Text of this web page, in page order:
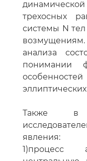
трехосных
системы N
анализа
понимании
эллиптических
Также в
явления: